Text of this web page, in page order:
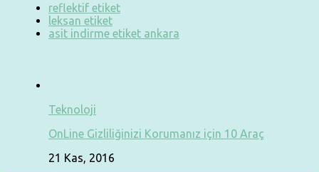
reflektif etiket
leksan etiket
asit indirme etiket ankara
Teknoloji
OnLine Gizliliğinizi Korumanız için 10 Araç
21 Kas, 2016